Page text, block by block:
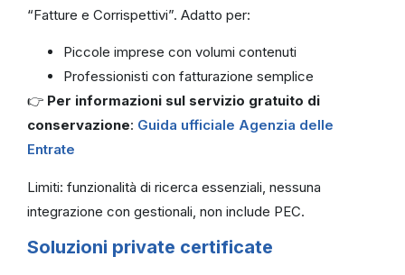
“Fatture e Corrispettivi”. Adatto per:
Piccole imprese con volumi contenuti
Professionisti con fatturazione semplice
👉 Per informazioni sul servizio gratuito di
conservazione: Guida ufficiale Agenzia delle
Entrate
Limiti: funzionalità di ricerca essenziali, nessuna
integrazione con gestionali, non include PEC.
Soluzioni private certificate